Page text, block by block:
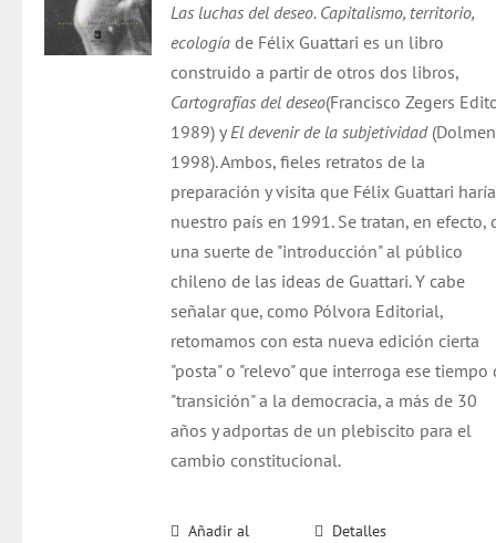
Las luchas del deseo. Capitalismo, territorio,
ecologíade Félix Guattari es un libro
construido a partir de otros dos libros,
Cartografías del deseo(Francisco Zegers
1989) yEl devenir de la subjetividad
1998). Ambos, fieles retratos de la
preparación y visita que Félix Guattari
nuestro país en 1991. Se tratan, en efecto,
una suerte de "introducción" al público
chileno de las ideas de Guattari. Y cabe
señalar que, como Pólvora Editorial,
retomamos con esta nueva edición cierta
"posta" o "relevo" que interroga ese tiempo
"transición" a la democracia, a más de 30
años y adportas de un plebiscito para el
cambio constitucional.
Añadir al
Detalles